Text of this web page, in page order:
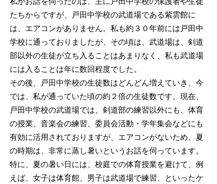
たちからですが、戸田中学校の武道場である紫雲館に
は、エアコンがありません。私も約３０年前には戸田中
学校に通っておりましたが、その頃は、武道場は、剣道
部以外の生徒が立ち入ることはあまりなく、私も武道場
には入ることは年に数回程度でした。
その後、戸田中学校の生徒数はどんどん増えていき、今
では、私が通っていた頃の約２倍の生徒数です。現在、
戸田中学校の武道場では、剣道部の練習以外にも、体育
の授業、音楽会の練習、委員会活動・学年集会などにも
有効に活用されておりますが、エアコンがないため、夏
の時期は、非常に蒸し暑いというお話を伺っています。
特に、夏の暑い日には、校庭での体育授業を避けて、例
えば、女子は体育館、男子は武道場で練習、といったケ